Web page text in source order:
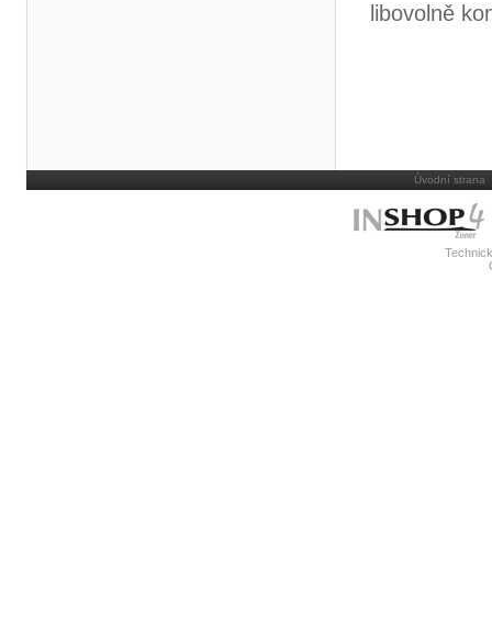
libovolně
Úvodní strana